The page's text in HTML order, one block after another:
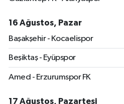
16 Ağustos, Pazar
Başakşehir - Kocaelispor
Beşiktaş - Eyüpspor
Amed - Erzurumspor FK
17 Ağustos, Pazartesi